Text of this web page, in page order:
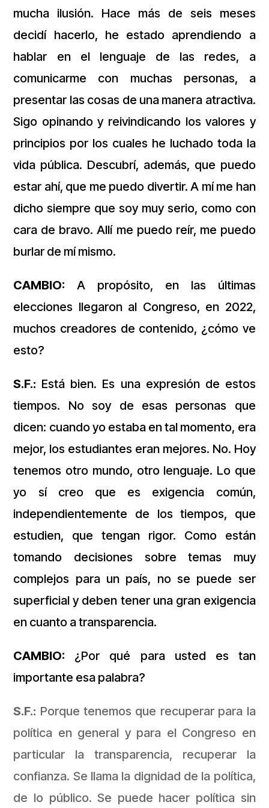
mucha ilusión. Hace más de seis meses
decidí hacerlo, he estado aprendiendo a
hablar en el lenguaje de las redes, a
comunicarme con muchas personas, a
presentar las cosas de una manera atractiva.
Sigo opinando y reivindicando los valores y
principios por los cuales he luchado toda la
vida pública. Descubrí, además, que puedo
estar ahí, que me puedo divertir. A mí me han
dicho siempre que soy muy serio, como con
cara de bravo. Allí me puedo reír, me puedo
burlar de mí mismo.
CAMBIO:A propósito, en las últimas
elecciones llegaron al Congreso, en 2022,
muchos creadores de contenido, ¿cómo ve
esto?
S.F.: Está bien. Es una expresión de estos
tiempos. No soy de esas personas que
dicen: cuando yo estaba en tal momento, era
mejor, los estudiantes eran mejores. No. Hoy
tenemos otro mundo, otro lenguaje. Lo que
yo sí creo que es exigencia común,
independientemente de los tiempos, que
estudien, que tengan rigor. Como están
tomando decisiones sobre temas muy
complejos para un país, no se puede ser
superficial y deben tener una gran exigencia
en cuanto a transparencia.
CAMBIO: ¿Por qué para usted es tan
importante esa palabra?
S.F.: Porque tenemos que recuperar para la
política en general y para el Congreso en
particular la transparencia, recuperar la
confianza. Se llama la dignidad de la política,
de lo público. Se puede hacer política sin